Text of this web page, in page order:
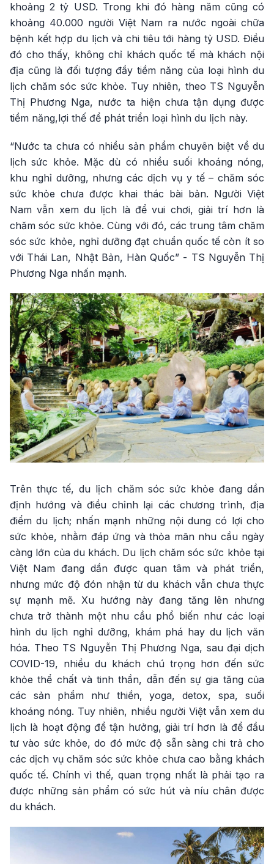
khoảng 2 tỷ USD. Trong khi đó hàng năm cũng có
khoảng 40.000 người Việt Nam ra nước ngoài chữa
bệnh kết hợp du lịch và chi tiêu tới hàng tỷ USD. Điều
đó cho thấy, không chỉ khách quốc tế mà khách nội
địa cũng là đối tượng đầy tiềm năng của loại hình du
lịch chăm sóc sức khỏe. Tuy nhiên, theo TS Nguyễn
Thị Phương Nga, nước ta hiện chưa tận dụng được
tiềm năng,lợi thế để phát triển loại hình du lịch này.
“Nước ta chưa có nhiều sản phẩm chuyên biệt về du
lịch sức khỏe. Mặc dù có nhiều suối khoáng nóng,
khu nghỉ dưỡng, nhưng các dịch vụ y tế – chăm sóc
sức khỏe chưa được khai thác bài bản. Người Việt
Nam vẫn xem du lịch là để vui chơi, giải trí hơn là
chăm sóc sức khỏe. Cùng với đó, các trung tâm chăm
sóc sức khỏe, nghỉ dưỡng đạt chuẩn quốc tế còn ít so
với Thái Lan, Nhật Bản, Hàn Quốc” - TS Nguyễn Thị
Phương Nga nhấn mạnh.
Trên thực tế, du lịch chăm sóc sức khỏe đang dần
định hướng và điều chỉnh lại các chương trình, địa
điểm du lịch; nhấn mạnh những nội dung có lợi cho
sức khỏe, nhằm đáp ứng và thỏa mãn nhu cầu ngày
càng lớn của du khách. Du lịch chăm sóc sức khỏe tại
Việt Nam đang dần được quan tâm và phát triển,
nhưng mức độ đón nhận từ du khách vẫn chưa thực
sự mạnh mẽ. Xu hướng này đang tăng lên nhưng
chưa trở thành một nhu cầu phổ biến như các loại
hình du lịch nghỉ dưỡng, khám phá hay du lịch văn
hóa. Theo TS Nguyễn Thị Phương Nga, sau đại dịch
COVID-19, nhiều du khách chú trọng hơn đến sức
khỏe thể chất và tinh thần, dẫn đến sự gia tăng của
các sản phẩm như thiền, yoga, detox, spa, suối
khoáng nóng. Tuy nhiên, nhiều người Việt vẫn xem du
lịch là hoạt động để tận hưởng, giải trí hơn là để đầu
tư vào sức khỏe, do đó mức độ sẵn sàng chi trả cho
các dịch vụ chăm sóc sức khỏe chưa cao bằng khách
quốc tế. Chính vì thế, quan trọng nhất là phải tạo ra
được những sản phẩm có sức hút và níu chân được
du khách.